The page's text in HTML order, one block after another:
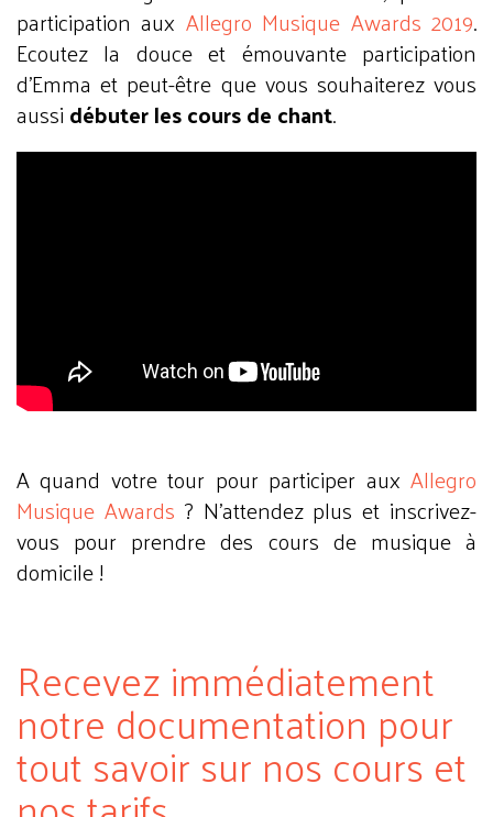
participation aux Allegro Musique Awards 2019.
Ecoutez la douce et émouvante participation
d’Emma et peut-être que vous souhaiterez vous
aussidébuter les cours de chant.
A quand votre tour pour participer aux Allegro
Musique Awards ? N'attendez plus et inscrivez-
vous pour prendre des cours de musique à
domicile !
Recevez immédiatement
notre documentation pour
tout savoir sur nos cours et